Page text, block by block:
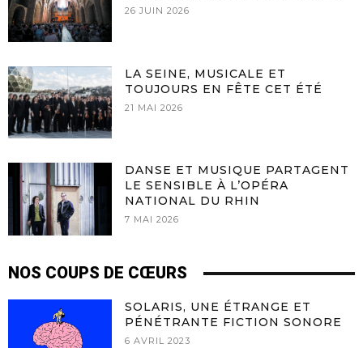
26 JUIN 2026
LA SEINE, MUSICALE ET
TOUJOURS EN FÊTE CET ÉTÉ
21 MAI 2026
DANSE ET MUSIQUE PARTAGENT
LE SENSIBLE À L’OPÉRA
NATIONAL DU RHIN
7 MAI 2026
NOS COUPS DE CŒURS
SOLARIS, UNE ÉTRANGE ET
PÉNÉTRANTE FICTION SONORE
6 AVRIL 2023